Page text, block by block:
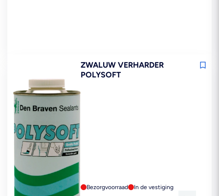
ZWALUW VERHARDER
POLYSOFT
Bezorgvoorraad In de vestiging